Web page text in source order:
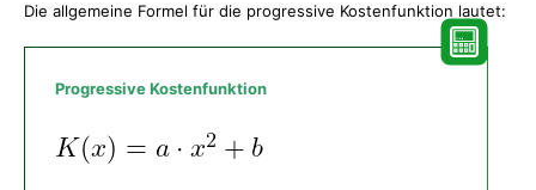
Die allgemeine Formel für die progressive Kostenfunktion lautet:
Progressive Kostenfunktion